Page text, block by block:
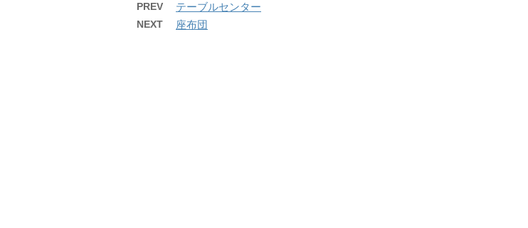
PREV テーブルセンター
NEXT 座布団